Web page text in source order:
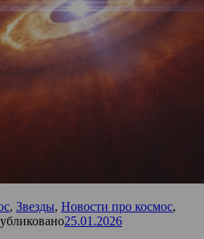
, Звезды, Новости про космос,
25.01.2026